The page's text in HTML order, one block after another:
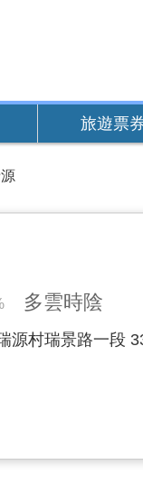
旅遊票
率多雲時陰
源村瑞景路一段